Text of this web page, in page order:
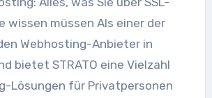
wissen müssen Als einer der
Webhosting-Anbieter in
bietet STRATO eine Vielzahl
Lösungen für Privatpersonen